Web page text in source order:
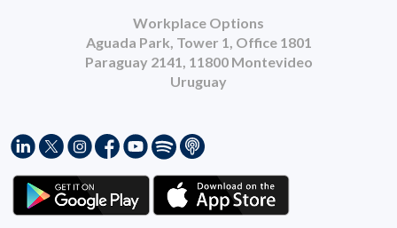
Workplace Options
Aguada Park, Tower 1, Office 1801
Paraguay 2141, 11800 Montevideo
Uruguay